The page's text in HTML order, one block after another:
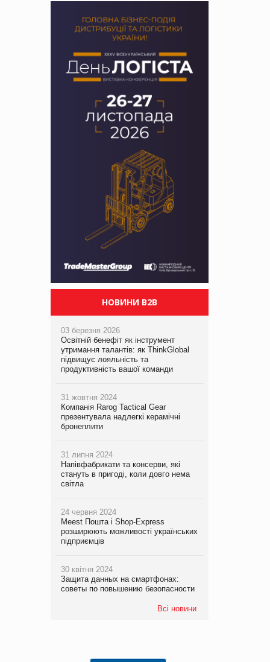
НОВИНИ B2B
03 березня 2026
Освітній бенефіт як інструмент
утримання талантів: як ThinkGlobal
підвищує лояльність та
продуктивність вашої команди
31 жовтня 2024
Компанія Rarog Tactical Gear
презентувала надлегкі керамічні
бронеплити
31 липня 2024
Напівфабрикати та консерви, які
стануть в пригоді, коли довго нема
світла
24 червня 2024
Meest Пошта і Shop-Express
розширюють можливості українських
підприємців
30 квітня 2024
Защита данных на смартфонах:
советы по повышению безопасности
Всі новини